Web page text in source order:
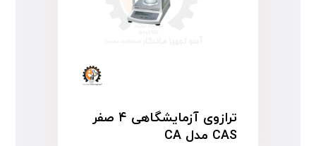
ترازوی آزمایشگاهی ۴ صفر
CAS مدل CA